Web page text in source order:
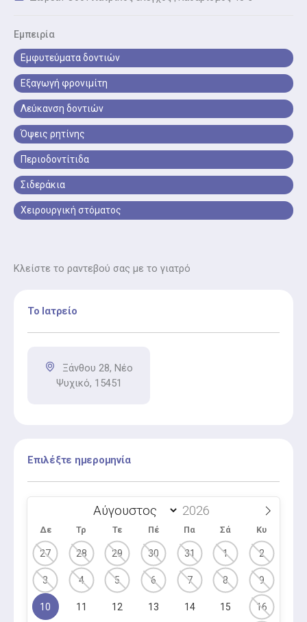
Εμπειρία
Εμφυτεύματα δοντιών
Εξαγωγή φρονιμίτη
Λεύκανση δοντιών
Όψεις ρητίνης
Περιοδοντίτιδα
Σιδεράκια
Χειρουργική στόματος
θεραπεία για φωτεινότερο χαμόγελο.
Οδοντικά εμφυτεύματα
Οδοντικά εμφυτεύματα είναι η τοποθέτηση ασφαλών
και ανθεκτικών εμφυτευμάτων για αντικατάσταση
ελλειπόντων δοντιών
Όψεις Πορσελάνης
Όψεις πορσελάνης είναι η αισθητική αποκατάσταση
δοντιών για φυσικό, λαμπερό χαμόγελο και βελτίωση
εμφάνισης.
Στίλβωση Δοντιών
Ορθοδοντική συμβουλευτική είναι η αξιολόγηση για
Σφράγισμα Δοντιών
Κλείστε το ραντεβού σας με το γιατρό
Το Ιατρείο
Ξάνθου 28, Νέο
Ψυχικό, 15451
Επιλέξτε ημερομηνία
Δε Τρ Τε Πέ Πα Σά Κυ
27 28 29 30 31 1 2
3 4 5 6 7 8 9
10 11 12 13 14 15 16